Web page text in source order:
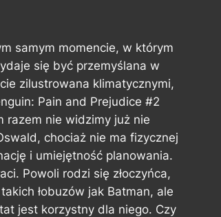
samym momencie, w którym
się być przemyślana w
zilustrowana klimatycznymi,
Pain and Prejudice #2
razem nie widzimy już nie
chociaż nie ma fizycznej
i umiejętność planowania.
Powoli rodzi się złoczyńca,
łobuzów jak Batman, ale
jest korzystny dla niego. Czy